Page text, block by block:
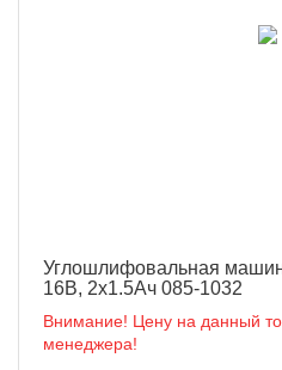
Углошлифовальная
16В, 2х1.5Ач 085-1032
Внимание! Цену на данный
менеджера!